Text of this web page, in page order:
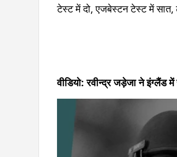
टेस्ट में दो, एजबेस्टन टेस्ट में
वीडियो: रवीन्द्र जड़ेजा ने इंग्लैंड